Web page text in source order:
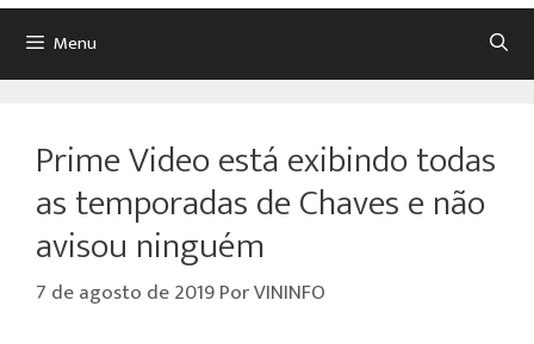
Menu
Prime Video está exibindo todas
as temporadas de Chaves e não
avisou ninguém
7 de agosto de 2019PorVININFO